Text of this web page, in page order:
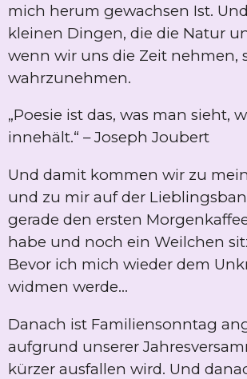
mich herum gewachsen Ist.
kleinen Dingen, die die Natur
wenn wir uns die Zeit nehmen,
wahrzunehmen.
„Poesie ist das, was man sieht,
innehält.“ – Joseph Joubert
Und damit kommen wir zu
und zu mir auf der
gerade den ersten
habe und noch ein Weilchen
Bevor ich mich wieder dem
widmen werde...
Danach ist Familiensonntag
aufgrund unserer
kürzer ausfallen wird. Und